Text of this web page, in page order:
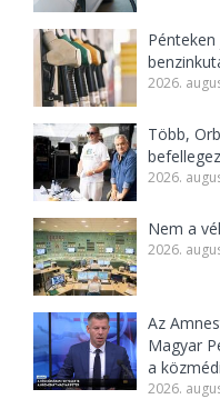
2026.
Több,
2026.
Nem a
2026.
Az
Magyar
a
2026.